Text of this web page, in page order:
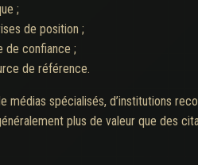
;
de position ;
de confiance ;
de référence.
spécialisés, d’institutions
plus de valeur que des